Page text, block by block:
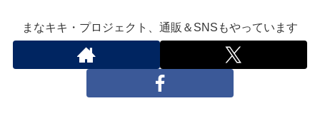
まなキキ・プロジェクト、通販＆SNSもやっています